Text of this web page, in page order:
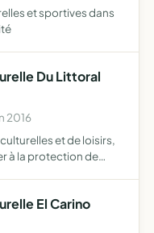
et sportives dans
Du Littoral
2016
et de loisirs,
à la protection de
El Carino